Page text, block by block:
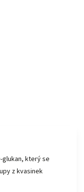
glukan, který se
z kvasinek